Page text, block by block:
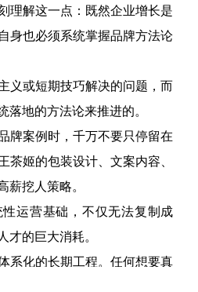
理解这一点：既然企业增长是
身也必须系统掌握品牌方法论
义或短期技巧解决的问题，而
地的方法论来推进的。
牌案例时，千万不要只停留在
姬的包装设计、文案内容、
挖人策略。
运营基础，不仅无法复制成
的巨大消耗。
系化的长期工程。任何想要真